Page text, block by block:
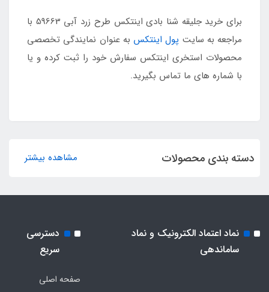
برای خرید جلیقه شنا بادی اینتکس طرح زرد آبی 59663 با
مراجعه به سایت پول اینتکس به عنوان نمایندگی تخصصی
محصولات استخری اینتکس سفارش خود را ثبت کرده و یا
با شماره های ما تماس بگیرید.
دسته بندی محصولات مشاهده بیشتر
نماد اعتماد الکترونیک و نماد
ساماندهی
دسترسی
سریع
صفحه اصلی